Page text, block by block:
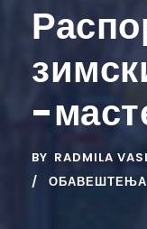
-
BY RADMILA
ОБАВЕШТЕЊА